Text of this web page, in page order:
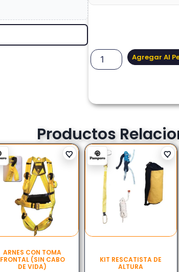
Agregar Al
Productos
ARNES CON TOMA
FRONTAL (SIN CABO
DE VIDA)
KIT RESCATISTA DE
ALTURA